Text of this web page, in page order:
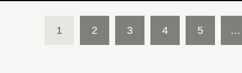
1 2 3 4 5 …